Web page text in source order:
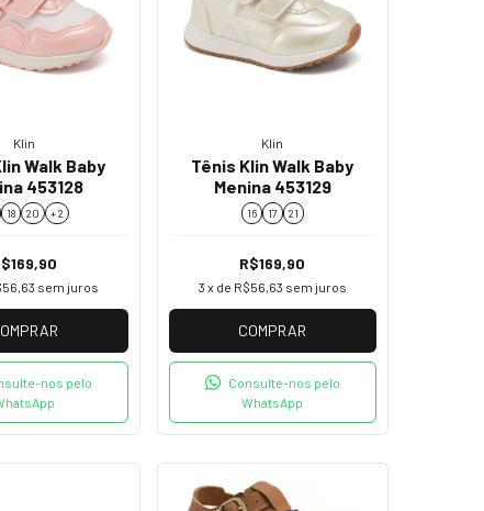
Klin
Walk Baby
453128
18 20 + 2
sem juros
nos pelo
Klin
Tênis Klin Walk Baby
Menina 453129
16 17 21
R$169,90
3 x de R$56,63 sem juros
COMPRAR
Consulte-nos pelo
WhatsApp